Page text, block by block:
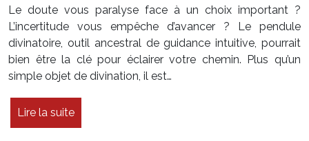
Le doute vous paralyse face à un choix important ?
L’incertitude vous empêche d’avancer ? Le pendule
divinatoire, outil ancestral de guidance intuitive, pourrait
bien être la clé pour éclairer votre chemin. Plus qu’un
simple objet de divination, il est…
Lire la suite